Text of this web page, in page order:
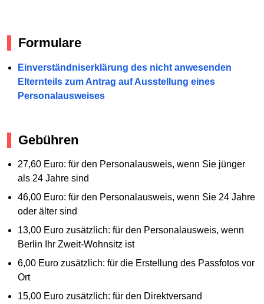
Formulare
Einverständniserklärung des nicht anwesenden
Elternteils zum Antrag auf Ausstellung eines
Personalausweises
Gebühren
27,60 Euro: für den Personalausweis, wenn Sie jünger
als 24 Jahre sind
46,00 Euro: für den Personalausweis, wenn Sie 24 Jahre
oder älter sind
13,00 Euro zusätzlich: für den Personalausweis, wenn
Berlin Ihr Zweit-Wohnsitz ist
6,00 Euro zusätzlich: für die Erstellung des Passfotos vor
Ort
15,00 Euro zusätzlich: für den Direktversand